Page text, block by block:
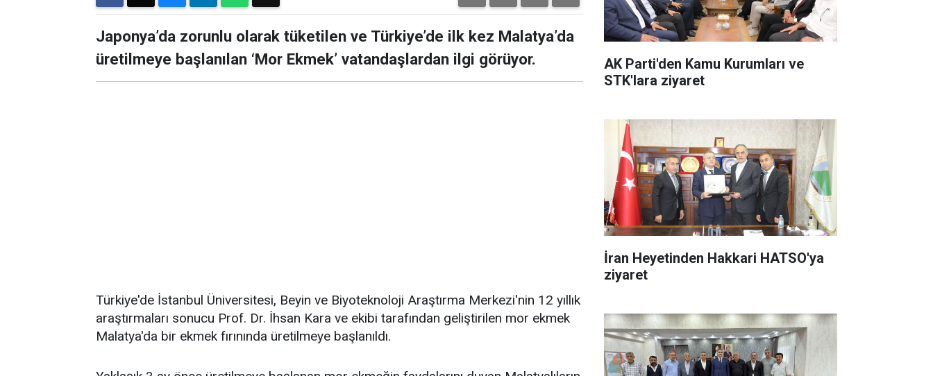
Japonya’da zorunlu olarak tüketilen ve Türkiye’de ilk kez Malatya’da
üretilmeye başlanılan ‘Mor Ekmek’ vatandaşlardan ilgi görüyor.
Türkiye'de İstanbul Üniversitesi, Beyin ve Biyoteknoloji Araştırma Merkezi'nin 12 yıllık
araştırmaları sonucu Prof. Dr. İhsan Kara ve ekibi tarafından geliştirilen mor ekmek
Malatya'da bir ekmek fırınında üretilmeye başlanıldı.
AK Parti'den Kamu Kurumları ve
STK'lara ziyaret
İran Heyetinden Hakkari HATSO'ya
ziyaret